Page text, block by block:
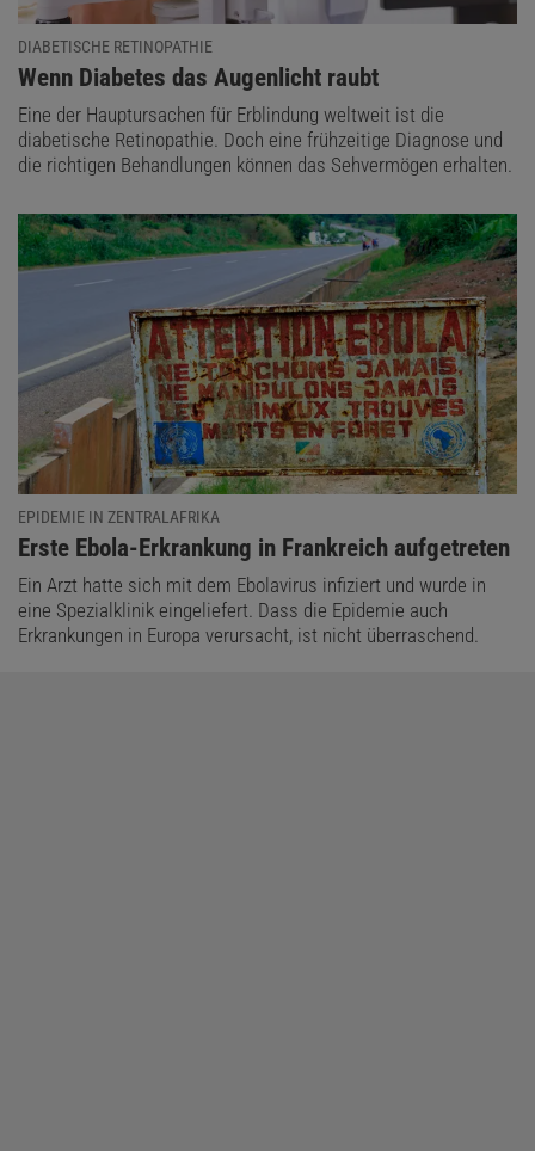
DIABETISCHE RETINOPATHIE
:
Wenn Diabetes das Augenlicht raubt
Eine der Hauptursachen für Erblindung weltweit ist die
diabetische Retinopathie. Doch eine frühzeitige Diagnose und
die richtigen Behandlungen können das Sehvermögen erhalten.
EPIDEMIE IN ZENTRALAFRIKA
:
Erste Ebola-Erkrankung in Frankreich aufgetreten
Ein Arzt hatte sich mit dem Ebolavirus infiziert und wurde in
eine Spezialklinik eingeliefert. Dass die Epidemie auch
Erkrankungen in Europa verursacht, ist nicht überraschend.